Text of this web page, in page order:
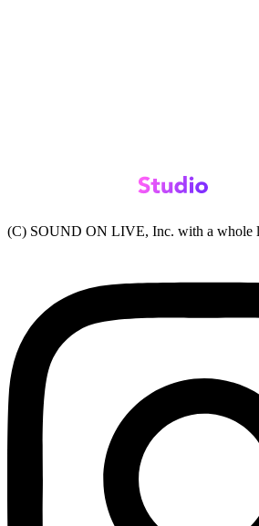
(C) SOUND ON LIVE, Inc. with a whole